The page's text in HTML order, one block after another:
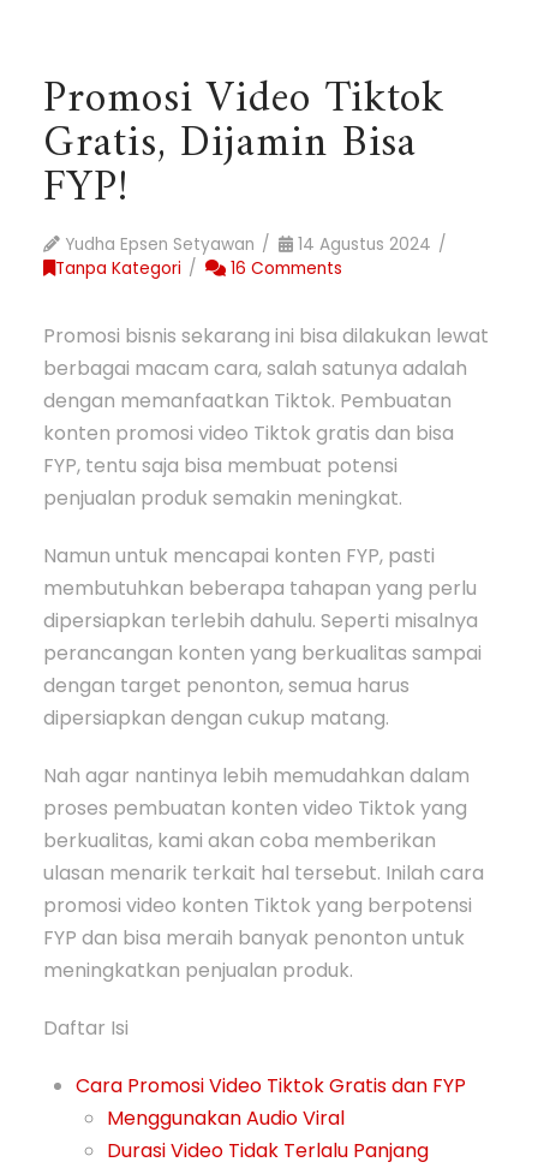
Promosi Video Tiktok
Gratis, Dijamin Bisa
FYP!
Yudha Epsen Setyawan
14 Agustus 2024
Tanpa Kategori
16 Comments
Promosi bisnis sekarang ini bisa dilakukan lewat
berbagai macam cara, salah satunya adalah
dengan memanfaatkan Tiktok. Pembuatan
konten promosi video Tiktok gratis dan bisa
FYP, tentu saja bisa membuat potensi
penjualan produk semakin meningkat.
Namun untuk mencapai konten FYP, pasti
membutuhkan beberapa tahapan yang perlu
dipersiapkan terlebih dahulu. Seperti misalnya
perancangan konten yang berkualitas sampai
dengan target penonton, semua harus
dipersiapkan dengan cukup matang.
Nah agar nantinya lebih memudahkan dalam
proses pembuatan konten video Tiktok yang
berkualitas, kami akan coba memberikan
ulasan menarik terkait hal tersebut. Inilah cara
promosi video konten Tiktok yang berpotensi
FYP dan bisa meraih banyak penonton untuk
meningkatkan penjualan produk.
Daftar Isi
Cara Promosi Video Tiktok Gratis dan FYP
Menggunakan Audio Viral
Durasi Video Tidak Terlalu Panjang